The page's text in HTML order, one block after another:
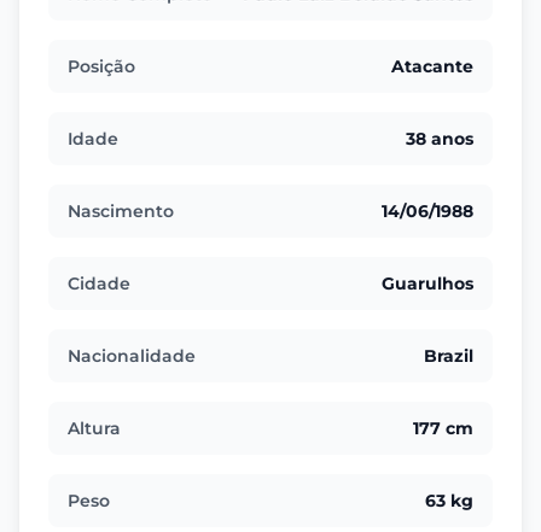
Posição Atacante
Idade 38 anos
Nascimento 14/06/1988
Cidade Guarulhos
Nacionalidade Brazil
Altura 177 cm
Peso 63 kg